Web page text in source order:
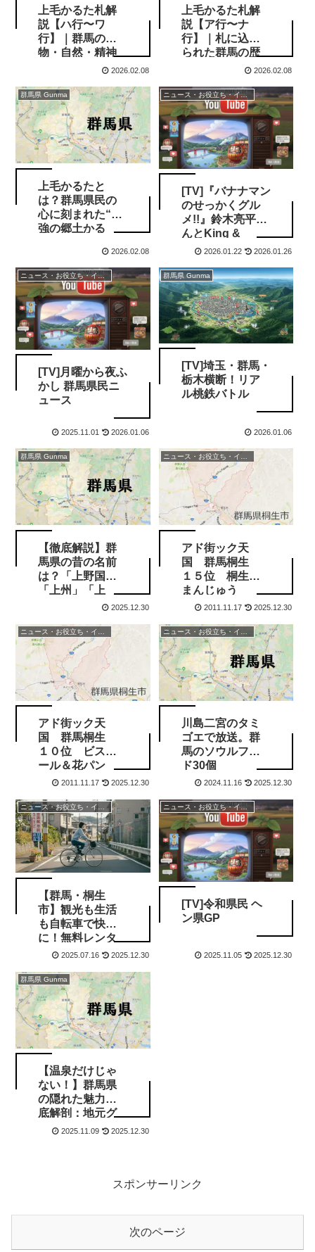
上毛かるた札解
説【ハ行〜ワ
行】｜群馬の人
物・自然・精神
2026.02.08
上毛かるた札解
説【ア行〜ナ
行】｜札に込め
られた群馬の歴
2026.02.08
群馬県 Gunma
上毛かるたと
は？群馬県民の
心に刻まれた“最
強の郷土かる
2026.02.08
ニュース・お役立ち・イベント情報
[TV]『バナナマン
のせっかくグル
メ!!』鈴木亮平さ
んとKing &
Princeの永瀬廉
高崎へ
2026.01.22 2026.01.26
ニュース・お役立ち・イベント情報
[TV]月曜から夜ふ
かし 群馬県民ニ
ュース
2025.11.01 2026.01.06
群馬県 Gunma
[TV]埼玉・群馬・
栃木横断！リア
ル桃鉄バトル
2026.01.06
群馬県 Gunma
【徹底解説】群
馬県の昔の名前
は？「上野国」
「上州」「上
毛」の由来と歴2025.12.30
アド街ック天
国 群馬桐生
１５位 桐生の
まんじゅう
2011.11.17 2025.12.30
アド街ック天
国 群馬桐生
１０位 ビスロ
ール＆花パン
2011.11.17 2025.12.30
川島二宮のタミ
ゴエで放送。群
馬のソウルフー
ド30個
2024.11.16 2025.12.30
ニュース・お役立ち・イベント情報
【群馬・桐生
市】観光も生活
も自転車で快適
に！無料レンタ
ル・駐輪場情報
くりの今
2025.07.16 2025.12.30
ニュース・お役立ち・イベント情報
[TV]令和県民 ヘ
ン県GP
2025.11.05 2025.12.30
群馬県 Gunma
【温泉だけじゃ
ない！】群馬県
の隠れた魅力徹
底解剖：地元グ
ルメと「かかあ
2025.11.09 2025.12.30
スポンサーリンク
次のページ